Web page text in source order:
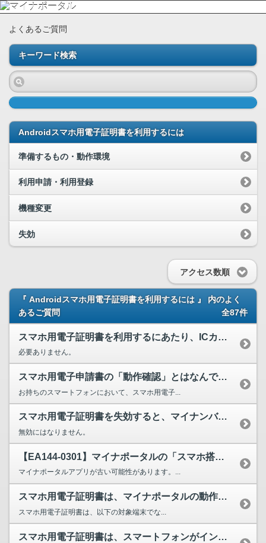
よくあるご質問
キーワード検索
Androidスマホ用電子証明書を利用するには
準備するもの・動作環境
利用申請・利用登録
機種変更
失効
アクセス数順
『 Androidスマホ用電子証明書を利用するには 』 内のよく
あるご質問
全87件
スマホ用電子証明書を利用するにあたり、ICカードリーダライタは必要になりますか。
必要ありません。
スマホ用電子申請書の「動作確認」とはなんですか。
お持ちのスマートフォンにおいて、スマホ用電子...
スマホ用電子証明書を失効すると、マイナンバーカードも無効になってしまうのでしょうか。
無効にはなりません。
【EA144-0301】マイナポータルの「スマホ搭載で出来ること」からアプリを起動したらEA1...
マイナポータルアプリが古い可能性があります。...
スマホ用電子証明書は、マイナポータルの動作環境に記載されているOS以外は使用はできないというこ...
スマホ用電子証明書は、以下の対象端末でな...
スマホ用電子証明書は、スマートフォンがインターネットに接続していない状態でも利用できますか。